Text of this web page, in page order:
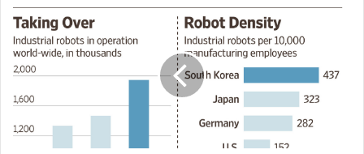
Robotii
industriali
-
din
ce
in
mai